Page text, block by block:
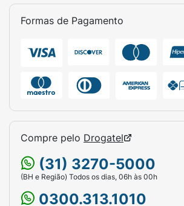
Formas de Pagamento
Compre pelo Drogatel
(31) 3270-5000
(BH e Região) Todos os dias, 06h às 00h
0300.313.1010